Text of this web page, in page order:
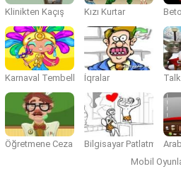
Klinikten Kaçış Kızı Kurtar
Karnaval Tembellği İqralar
Öğretmene Ceza Bilgisayar Patlatma
Mobil